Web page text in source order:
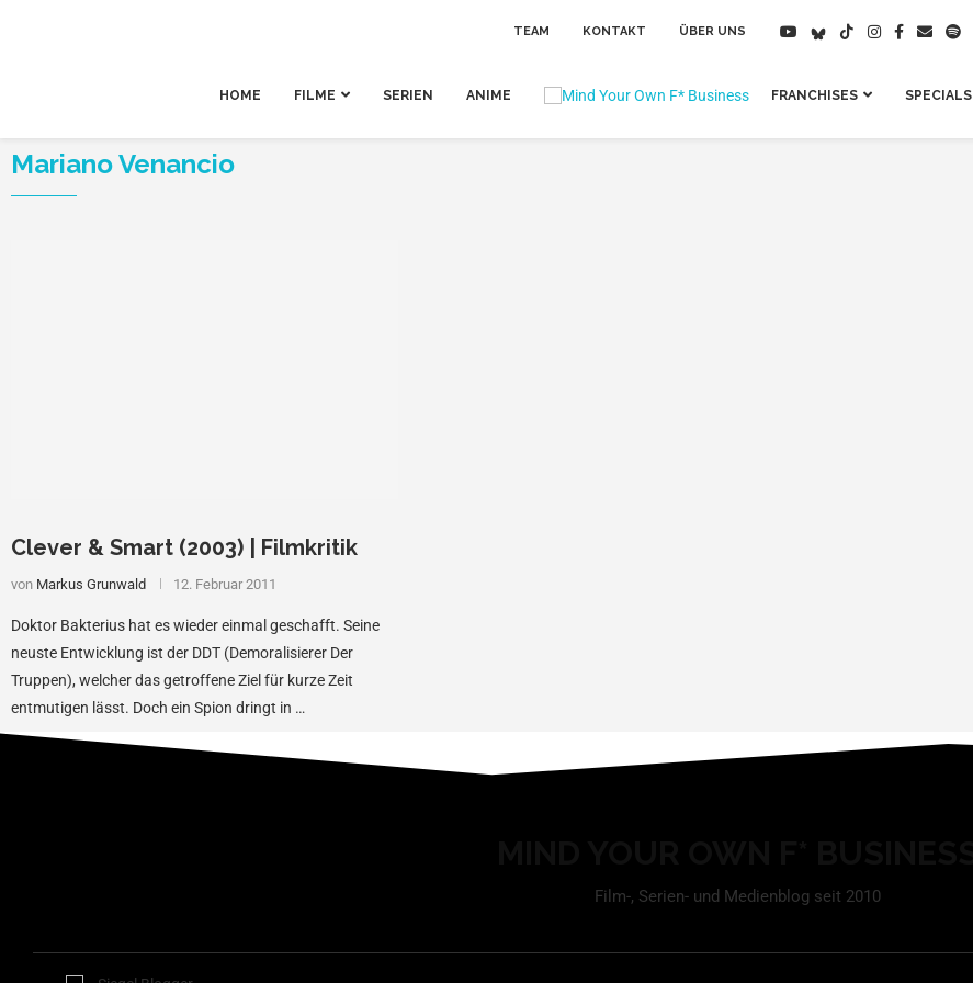
TEAM KONTAKT ÜBER UNS
HOME FILME SERIEN ANIME FRANCHISES SPECIALS
Mariano Venancio
Clever & Smart (2003) | Filmkritik
von Markus Grunwald 12. Februar 2011
Doktor Bakterius hat es wieder einmal geschafft. Seine
neuste Entwicklung ist der DDT (Demoralisierer Der
Truppen), welcher das getroffene Ziel für kurze Zeit
entmutigen lässt. Doch ein Spion dringt in …
Film-, Serien- und Medienblog seit 2010